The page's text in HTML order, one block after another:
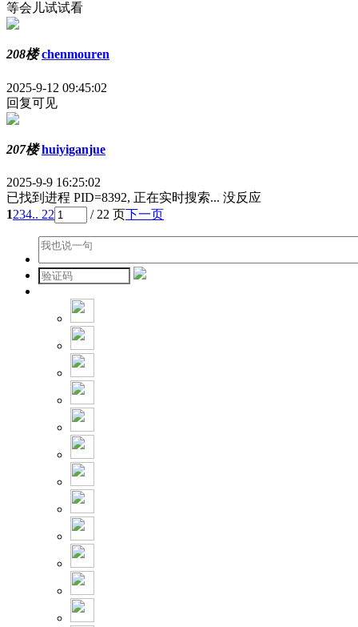
等会儿试试看
208楼 chenmouren
2025-9-12 09:45:02
回复可见
207楼 huiyiganjue
2025-9-9 16:25:02
已找到进程 PID=8392, 正在实时搜索... 没反应
1234.. 22 / 22 页下一页